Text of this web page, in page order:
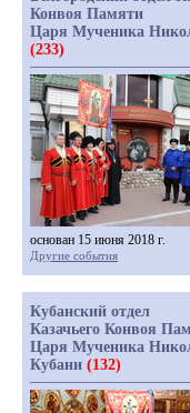
Конвоя Памяти
Царя Мученика
(233)
основан 15 июня 2018 г.
Другие события
Кубанский отдел
Казачьего Конвоя
Царя Мученика
Кубани (132)